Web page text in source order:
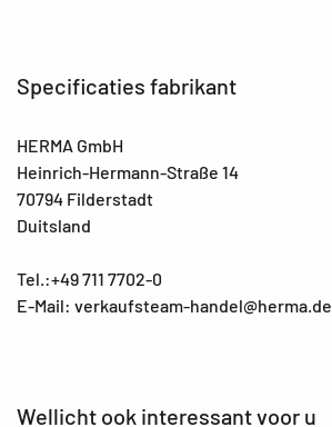
Specificaties fabrikant
HERMA GmbH
Heinrich-Hermann-Straße 14
70794 Filderstadt
Duitsland
Tel.:+49 711 7702-0
E-Mail: verkaufsteam-handel@herma.de
Wellicht ook interessant voor u